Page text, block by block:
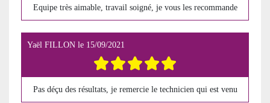
Equipe très aimable, travail soigné, je vous les recommande
Yaël FILLON le 15/09/2021
Pas déçu des résultats, je remercie le technicien qui est venu